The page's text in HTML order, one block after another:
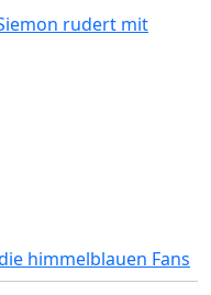
rudert mit
himmelblauen Fans